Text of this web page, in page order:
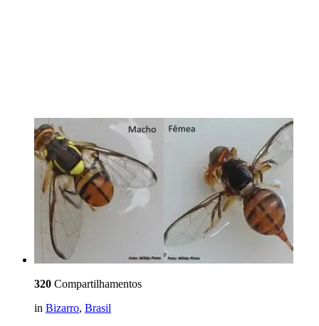
320 Compartilhamentos
in Bizarro, Brasil